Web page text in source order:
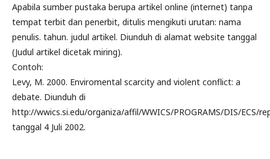
Apabila sumber pustaka berupa artikel online (internet) tanpa
tempat terbit dan penerbit, ditulis mengikuti urutan: nama
penulis. tahun. judul artikel. Diunduh di alamat website tanggal
(Judul artikel dicetak miring).
Contoh:
Levy, M. 2000. Enviromental scarcity and violent conflict: a
debate. Diunduh di
http://wwics.si.edu/organiza/affil/WWICS/PROGRAMS/DIS/ECS/
tanggal 4 Juli 2002.